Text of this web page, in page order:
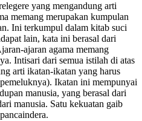
yang mengandung arti
memang merupakan kumpulan
Ini terkumpul dalam kitab suci
lain, kata ini berasal dari
ajaran agama memang
Intisari dari semua istilah di atas
arti ikatan-ikatan yang harus
Ikatan ini mempunyai
manusia, yang berasal dari
manusia. Satu kekuatan gaib